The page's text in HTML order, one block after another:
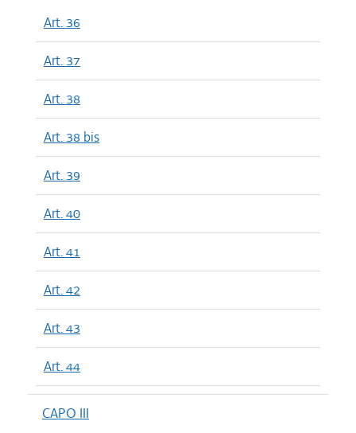
Art. 36
Art. 37
Art. 38
Art. 38 bis
Art. 39
Art. 40
Art. 41
Art. 42
Art. 43
Art. 44
CAPO III